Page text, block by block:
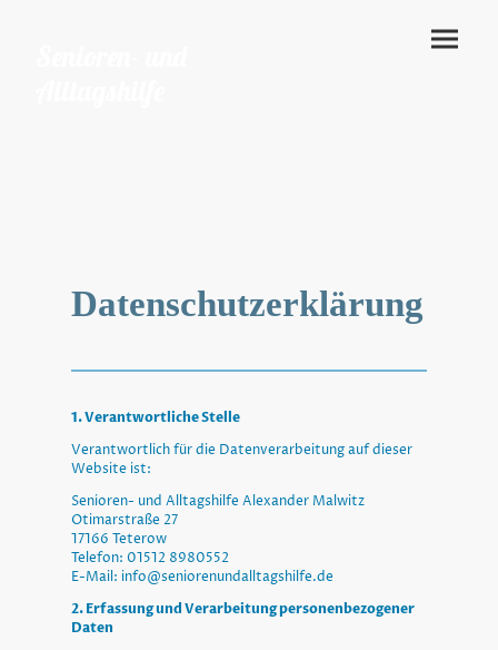
Datenschutzerklärung
1. Verantwortliche Stelle
Verantwortlich für die Datenverarbeitung auf dieser
Website ist:
Senioren- und Alltagshilfe Alexander Malwitz
Otimarstraße 27
17166 Teterow
Telefon: 01512 8980552
E-Mail: info@seniorenundalltagshilfe.de
2. Erfassung und Verarbeitung personenbezogener
Daten